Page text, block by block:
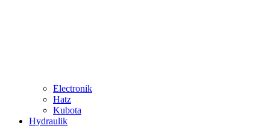
Electronik
Hatz
Kubota
Hydraulik